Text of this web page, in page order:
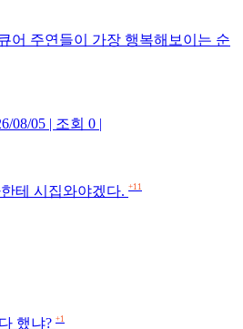
어 주연들이 가장 행복해보이는 순
08/05 | 조회 0 |
테 시집와야겠다. +11
했냐? +1